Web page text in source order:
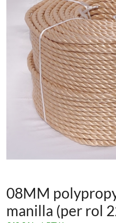
08MM
manilla (per rol